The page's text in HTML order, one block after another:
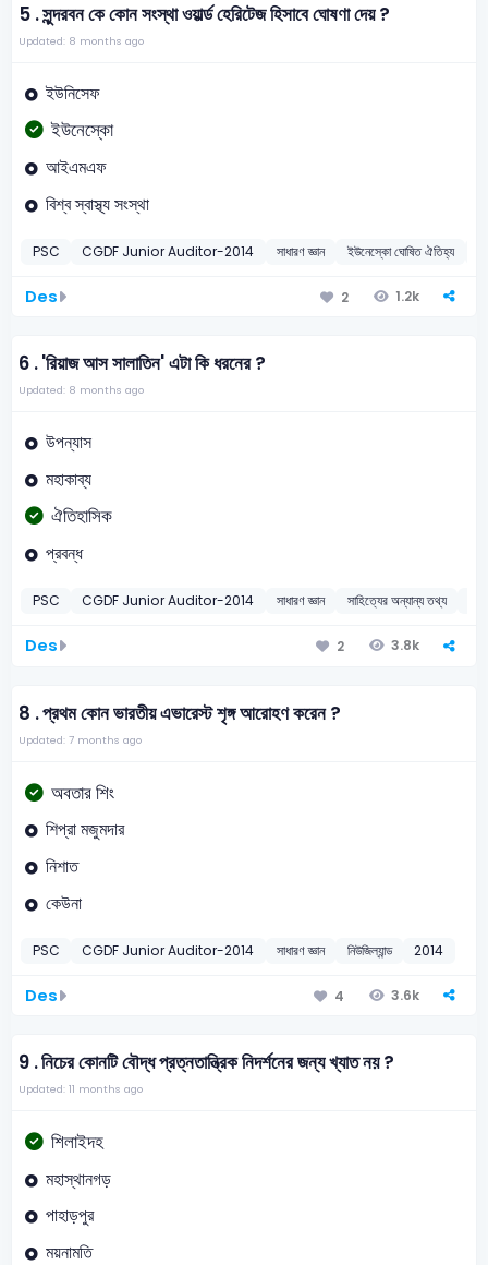
5 .সুন্দরবন কে কোন সংস্থা ওয়ার্ল্ড হেরিটেজ হিসাবে ঘোষণা দেয় ?
Updated: 8 months ago
ইউনিসেফ
ইউনেস্কো
আইএমএফ
বিশ্ব স্বাস্থ্য সংস্থা
PSC CGDF Junior Auditor-2014 সাধারণ জ্ঞান ইউনেস্কো ঘোষিত ঐতিহ্য
Des 2 1.2k
6 .'রিয়াজ আস সালাতিন' এটা কি ধরনের ?
Updated: 8 months ago
উপন্যাস
মহাকাব্য
ঐতিহাসিক
প্রবন্ধ
PSC CGDF Junior Auditor-2014 সাধারণ জ্ঞান সাহিত্যের অন্যান্য তথ্য
Des 2 3.8k
8 .প্রথম কোন ভারতীয় এভারেস্ট শৃঙ্গ আরোহণ করেন ?
Updated: 7 months ago
অবতার শিং
শিপ্রা মজুমদার
নিশাত
কেউনা
PSC CGDF Junior Auditor-2014 সাধারণ জ্ঞান নিউজিল্যান্ড 2014
Des 4 3.6k
9 .নিচের কোনটি বৌদ্ধ প্রত্নতান্ত্রিক নিদর্শনের জন্য খ্যাত নয় ?
Updated: 11 months ago
শিলাইদহ
মহাস্থানগড়
পাহাড়পুর
ময়নামতি